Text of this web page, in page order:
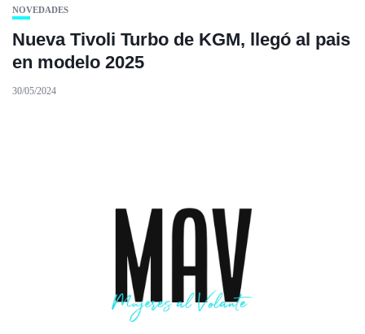
NOVEDADES
Nueva Tivoli Turbo de KGM, llegó al pais
en modelo 2025
30/05/2024